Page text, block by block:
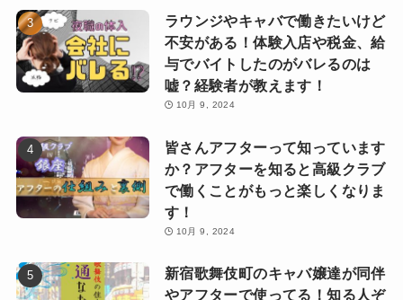
ラウンジやキャバで働きたいけど
不安がある！体験入店や税金、給
与でバイトしたのがバレるのは
嘘？経験者が教えます！
10月 9, 2024
皆さんアフターって知っています
か？アフターを知ると高級クラブ
で働くことがもっと楽しくなりま
す！
10月 9, 2024
新宿歌舞伎町のキャバ嬢達が同伴
やアフターで使ってる！知る人ぞ